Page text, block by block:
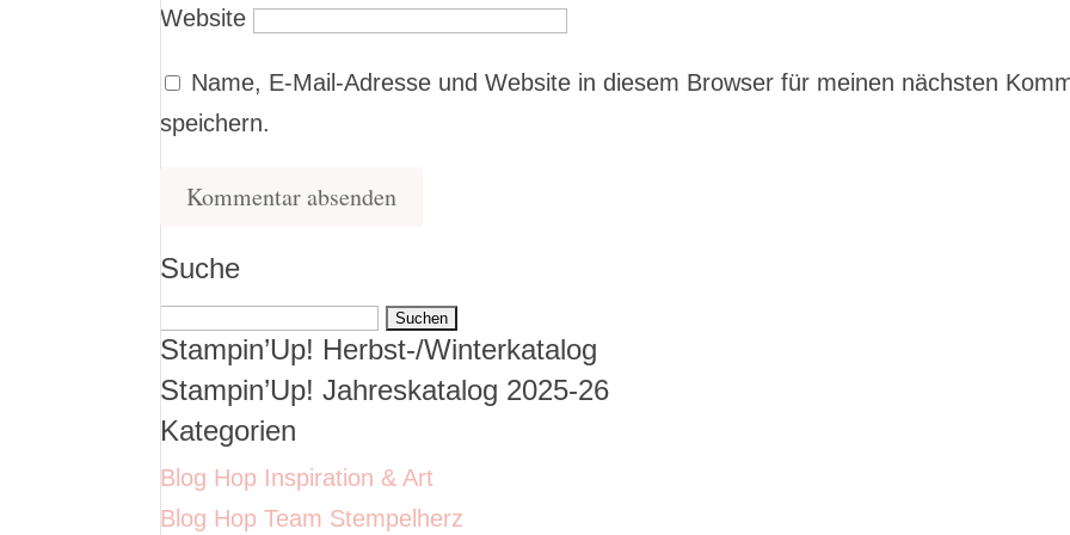
Website
Name, E-Mail-Adresse und Website in diesem Browser für meinen nächsten
speichern.
Suche
Suchen
nach:
Stampin’Up! Herbst-/Winterkatalog
Stampin’Up! Jahreskatalog 2025-26
Kategorien
Blog Hop Inspiration & Art
Blog Hop Team Stempelherz